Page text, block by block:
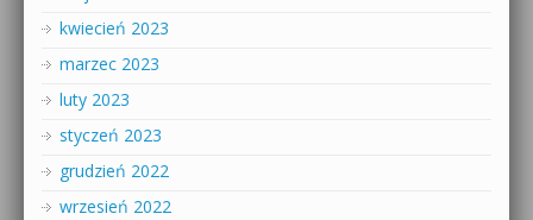
kwiecień 2023
marzec 2023
luty 2023
styczeń 2023
grudzień 2022
wrzesień 2022